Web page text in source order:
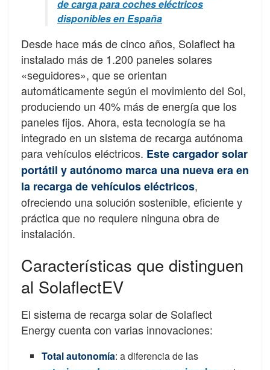
de carga para coches eléctricos
disponibles en España
Desde hace más de cinco años, Solaflect ha
instalado más de 1.200 paneles solares
«seguidores», que se orientan
automáticamente según el movimiento del Sol,
produciendo un 40% más de energía que los
paneles fijos. Ahora, esta tecnología se ha
integrado en un sistema de recarga autónoma
para vehículos eléctricos. Este cargador solar
portátil y autónomo marca una nueva era en
la recarga de vehículos eléctricos,
ofreciendo una solución sostenible, eficiente y
práctica que no requiere ninguna obra de
instalación.
Características que distinguen
al SolaflectEV
El sistema de recarga solar de Solaflect
Energy cuenta con varias innovaciones:
Total autonomía: a diferencia de las